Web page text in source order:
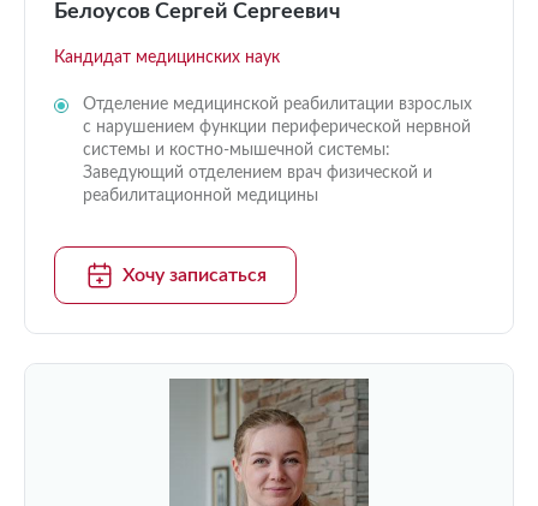
Белоусов Сергей Сергеевич
Кандидат медицинских наук
Отделение медицинской реабилитации взрослых
с нарушением функции периферической нервной
системы и костно-мышечной системы:
Заведующий отделением врач физической и
реабилитационной медицины
Хочу записаться